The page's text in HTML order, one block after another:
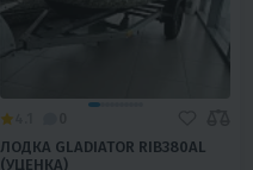
ЛОДКА GLADIATOR RIB380AL
(УЦЕНКА)